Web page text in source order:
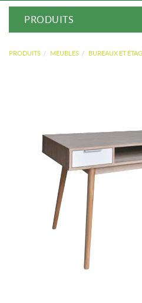
PRODUITS
PRODUITS MEUBLES BUREAUX ET